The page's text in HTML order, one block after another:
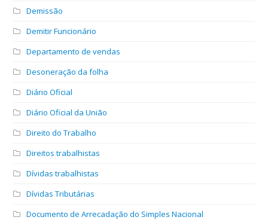
Demissão
Demitir Funcionário
Departamento de vendas
Desoneração da folha
Diário Oficial
Diário Oficial da União
Direito do Trabalho
Direitos trabalhistas
Dívidas trabalhistas
Dívidas Tributárias
Documento de Arrecadação do Simples Nacional